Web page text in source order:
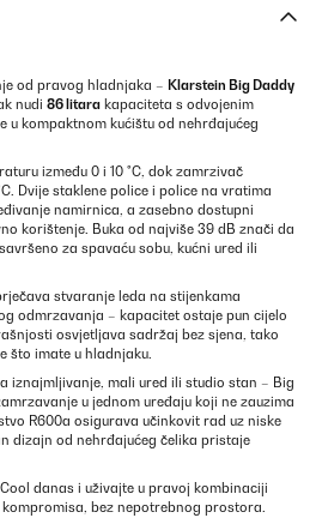
od pravog hladnjaka – Klarstein Big Daddy
nudi 86 litara kapaciteta s odvojenim
u kompaktnom kućištu od nehrđajućeg
između 0 i 10 °C, dok zamrzivač
Dvije staklene police i police na vratima
namirnica, a zasebno dostupni
korištenje. Buka od najviše 39 dB znači da
za spavaću sobu, kućni ured ili
stvaranje leda na stijenkama
odmrzavanja – kapacitet ostaje pun cijelo
osvjetljava sadržaj bez sjena, tako
što imate u hladnjaku.
iznajmljivanje, mali ured ili studio stan – Big
u jednom uređaju koji ne zauzima
R600a osigurava učinkovit rad uz niske
dizajn od nehrđajućeg čelika pristaje
danas i uživajte u pravoj kombinaciji
bez nepotrebnog prostora.